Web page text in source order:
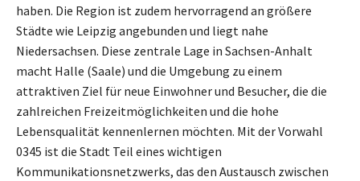
haben. Die Region ist zudem hervorragend an größere
Städte wie Leipzig angebunden und liegt nahe
Niedersachsen. Diese zentrale Lage in Sachsen-Anhalt
macht Halle (Saale) und die Umgebung zu einem
attraktiven Ziel für neue Einwohner und Besucher, die die
zahlreichen Freizeitmöglichkeiten und die hohe
Lebensqualität kennenlernen möchten. Mit der Vorwahl
0345 ist die Stadt Teil eines wichtigen
Kommunikationsnetzwerks, das den Austausch zwischen